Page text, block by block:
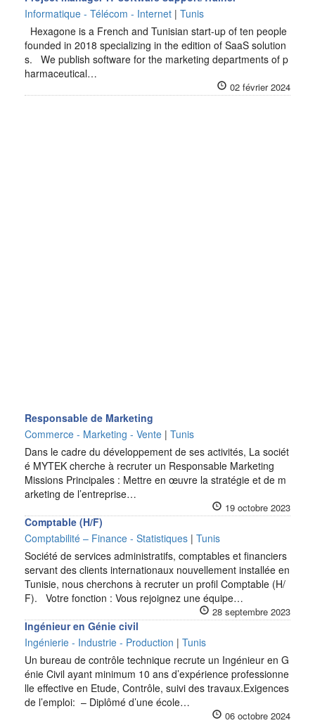
Informatique - Télécom - Internet | Tunis
Hexagone is a French and Tunisian start-up of ten people
founded in 2018 specializing in the edition of SaaS solution
s. We publish software for the marketing departments of p
harmaceutical…
02 février 2024
Responsable de Marketing
Commerce - Marketing - Vente | Tunis
Dans le cadre du développement de ses activités, La sociét
é MYTEK cherche à recruter un Responsable Marketing
Missions Principales : Mettre en œuvre la stratégie et de m
arketing de l’entreprise…
19 octobre 2023
Comptable (H/F)
Comptabilité – Finance - Statistiques | Tunis
Société de services administratifs, comptables et financiers
servant des clients internationaux nouvellement installée en
Tunisie, nous cherchons à recruter un profil Comptable (H/
F). Votre fonction : Vous rejoignez une équipe…
28 septembre 2023
Ingénieur en Génie civil
Ingénierie - Industrie - Production | Tunis
Un bureau de contrôle technique recrute un Ingénieur en G
énie Civil ayant minimum 10 ans d’expérience professionne
lle effective en Etude, Contrôle, suivi des travaux.Exigences
de l’emploi: – Diplômé d’une école…
06 octobre 2024